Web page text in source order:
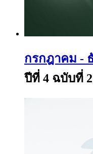
กรกฎาคม -
ปีที่ 4 ฉบับที่ 2